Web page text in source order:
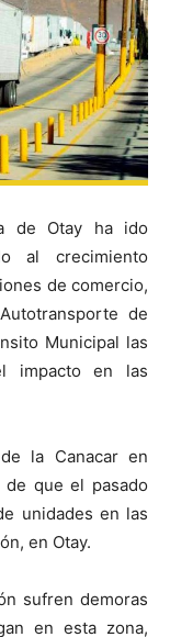
de Otay ha ido
al crecimiento
de comercio,
de
Municipal las
impacto en las
la Canacar en
de que el pasado
unidades en las
en Otay.
sufren demoras
en esta zona,